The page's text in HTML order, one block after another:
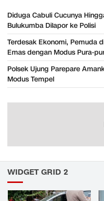
Diduga Cabuli Cucunya
Bulukumba Dilapor ke Polisi
Terdesak Ekonomi, Pemuda
Emas dengan Modus Pura-
Polsek Ujung Parepare
Modus Tempel
WIDGET GRID 2